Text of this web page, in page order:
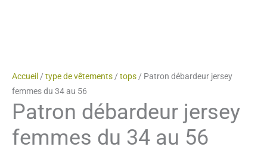
Accueil / type de vêtements / tops / Patron débardeur jersey
femmes du 34 au 56
Patron débardeur jersey
femmes du 34 au 56